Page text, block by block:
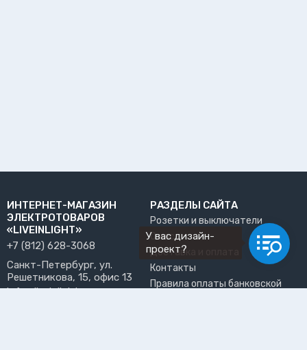
ИНТЕРНЕТ-МАГАЗИН
ЭЛЕКТРОТОВАРОВ
«LIVEINLIGHT»
+7 (812) 628-3068
Санкт-Петербург, ул.
Решетникова, 15, офис 13
info@liveinlight.ru
РАЗДЕЛЫ САЙТА
Розетки и выключатели
О нас
Доставка и оплата
Контакты
Правила оплаты банковской
У вас дизайн-
проект?